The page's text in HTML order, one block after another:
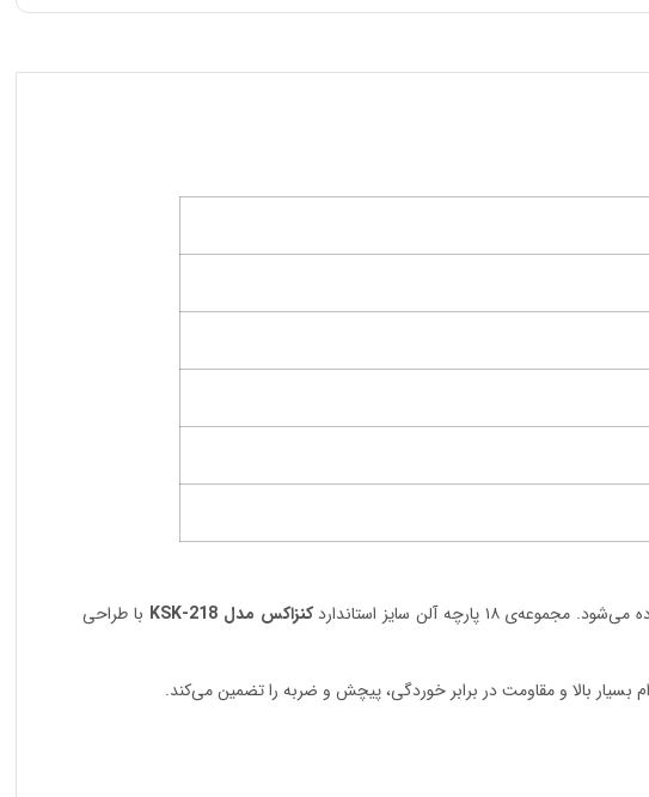
آلن سایز استاندارد کنزاکس مدل KSK-218
با طراحی
بسیار بالا و مقاومت در برابر خوردگی، پیچش و ضربه را تضمین می‌کند.